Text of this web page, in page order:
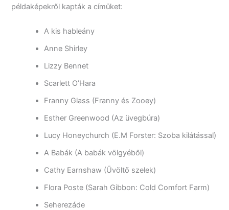
példaképekről kapták a címüket:
A kis hableány
Anne Shirley
Lizzy Bennet
Scarlett O’Hara
Franny Glass (Franny és Zooey)
Esther Greenwood (Az üvegbúra)
Lucy Honeychurch (E.M Forster: Szoba kilátással)
A Babák (A babák völgyéből)
Cathy Earnshaw (Üvöltő szelek)
Flora Poste (Sarah Gibbon: Cold Comfort Farm)
Seherezáde